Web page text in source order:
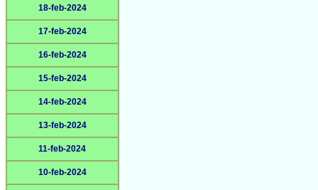
18-feb-2024
17-feb-2024
16-feb-2024
15-feb-2024
14-feb-2024
13-feb-2024
11-feb-2024
10-feb-2024